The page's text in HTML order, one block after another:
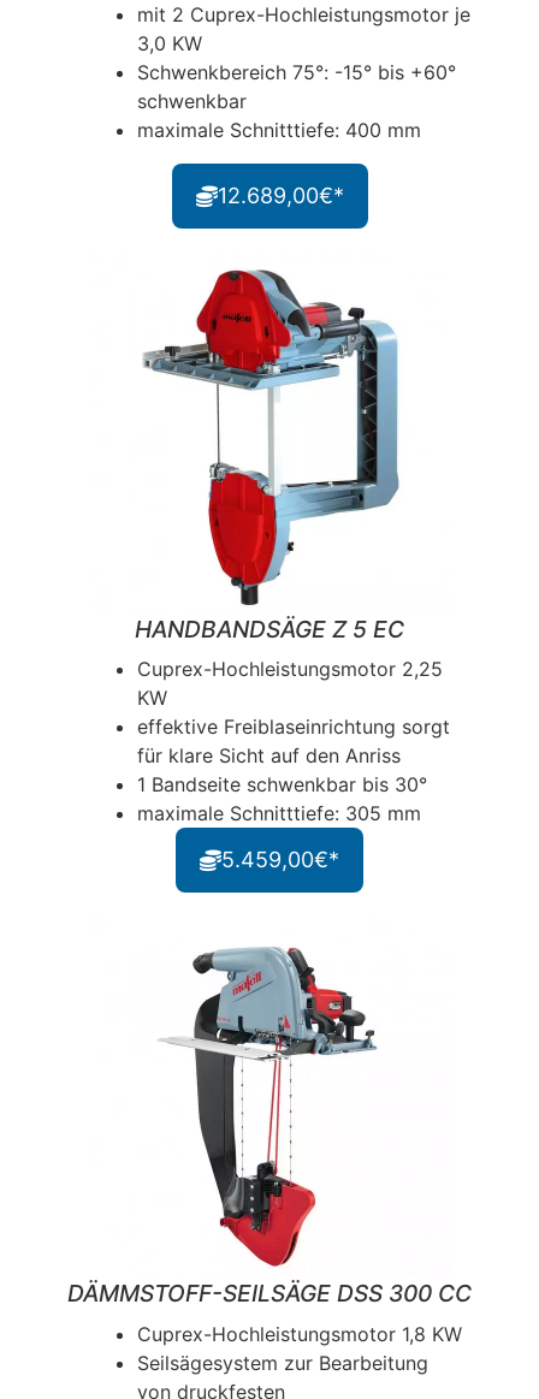
mit 2 Cuprex-Hochleistungsmotor je
3,0 KW
Schwenkbereich 75°: -15° bis +60°
schwenkbar
maximale Schnitttiefe: 400 mm
12.689,00€*
HANDBANDSÄGE Z 5 EC
Cuprex-Hochleistungsmotor 2,25
KW
effektive Freiblaseinrichtung sorgt
für klare Sicht auf den Anriss
1 Bandseite schwenkbar bis 30°
maximale Schnitttiefe: 305 mm
5.459,00€*
DÄMMSTOFF-SEILSÄGE DSS 300 CC
Cuprex-Hochleistungsmotor 1,8 KW
Seilsägesystem zur Bearbeitung
von druckfesten